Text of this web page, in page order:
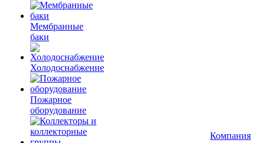
Мембранные
баки
Холодоснабжение
Пожарное
оборудование
Компания